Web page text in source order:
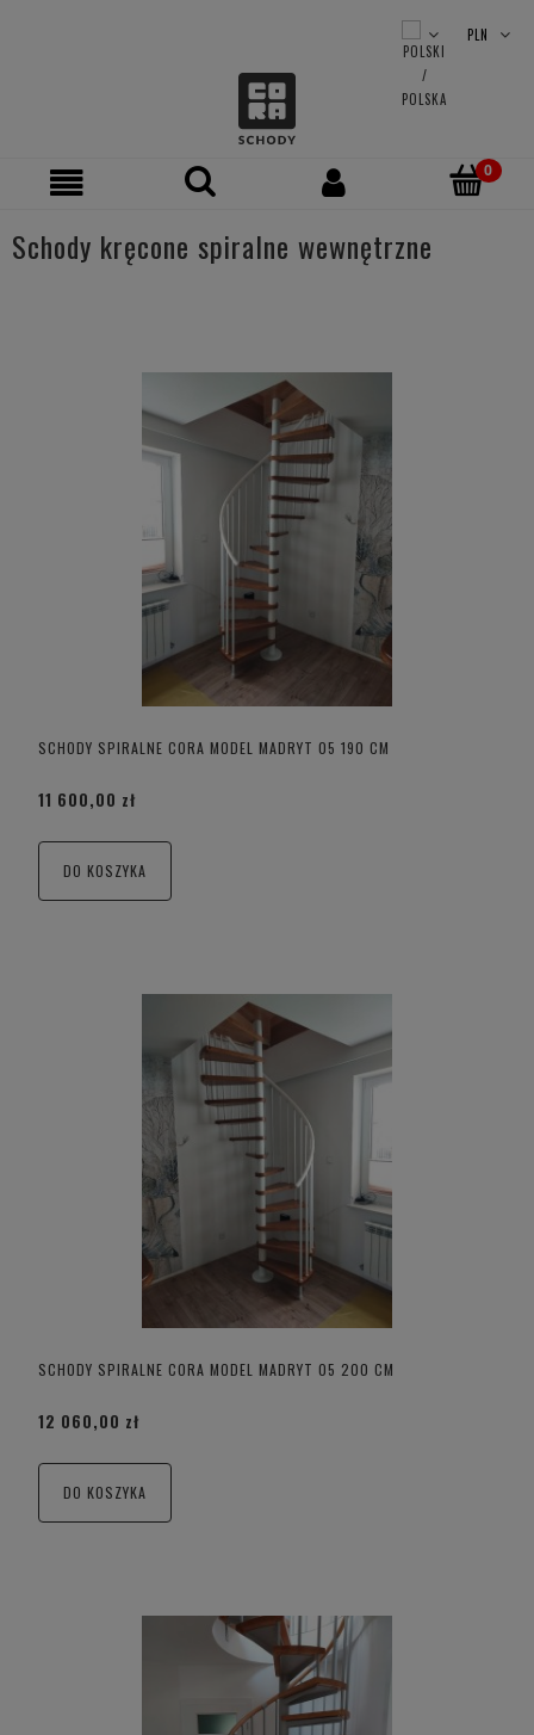
Schody kręcone spiralne wewnętrzne
SCHODY SPIRALNE CORA MODEL MADRYT 05 190 CM
11 600,00 zł
DO KOSZYKA
SCHODY SPIRALNE CORA MODEL MADRYT 05 200 CM
12 060,00 zł
DO KOSZYKA